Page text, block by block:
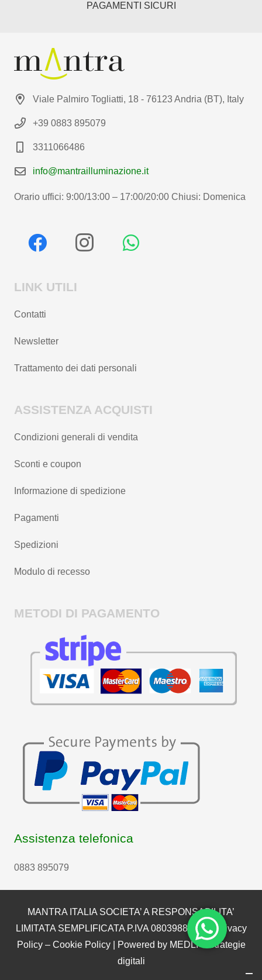
PAGAMENTI SICURI
Viale Palmiro Togliatti, 18 - 76123 Andria (BT), Italy
+39 0883 895079
3311066486
info@mantrailluminazione.it
Orario uffici: 9:00/13:00 – 17:00/20:00 Chiusi: Domenica
LINK UTILI
Contatti
Newsletter
Trattamento dei dati personali
ASSISTENZA ACQUISTI
Condizioni generali di vendita
Sconti e coupon
Informazione di spedizione
Pagamenti
Spedizioni
Modulo di recesso
METODI DI PAGAMENTO
Assistenza telefonica
0883 895079
MANTRA ITALIA SOCIETA’ A RESPONSABILITA’
LIMITATA SEMPLIFICATA P.IVA 08039880722 | Privacy
Policy– Cookie Policy| Powered by MEDLI – Strategie
digitali